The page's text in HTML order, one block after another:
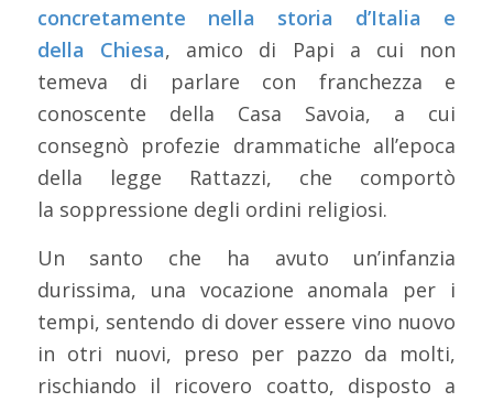
concretamente nella storia d’Italia e
della Chiesa, amico di Papi a cui non
temeva di parlare con franchezza e
conoscente della Casa Savoia, a cui
consegnò profezie drammatiche all’epoca
della legge Rattazzi, che comportò
la soppressione degli ordini religiosi.
Un santo che ha avuto un’infanzia
durissima, una vocazione anomala per i
tempi, sentendo di dover essere vino nuovo
in otri nuovi, preso per pazzo da molti,
rischiando il ricovero coatto, disposto a